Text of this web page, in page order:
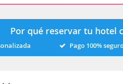
Por qué reservar tu hotel
Pago 100%